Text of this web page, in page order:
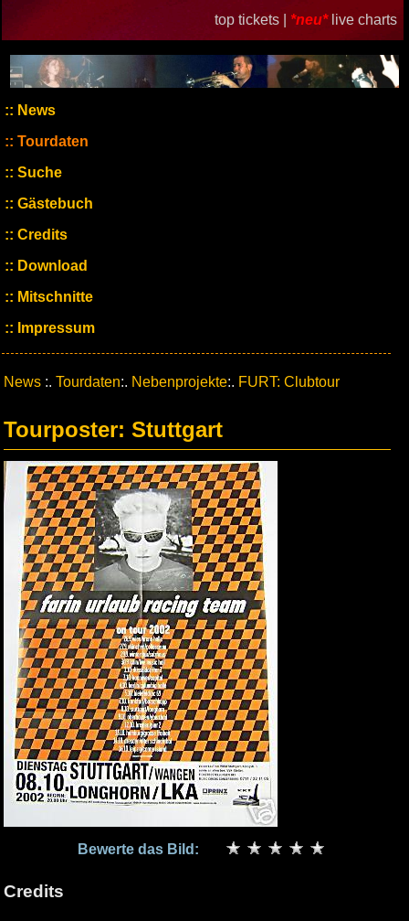
top tickets | *neu* live charts
News
Tourdaten
Suche
Gästebuch
Credits
Download
Mitschnitte
Impressum
News :. Tourdaten:. Nebenprojekte:. FURT: Clubtour
Tourposter: Stuttgart
Bewerte das Bild:
Credits